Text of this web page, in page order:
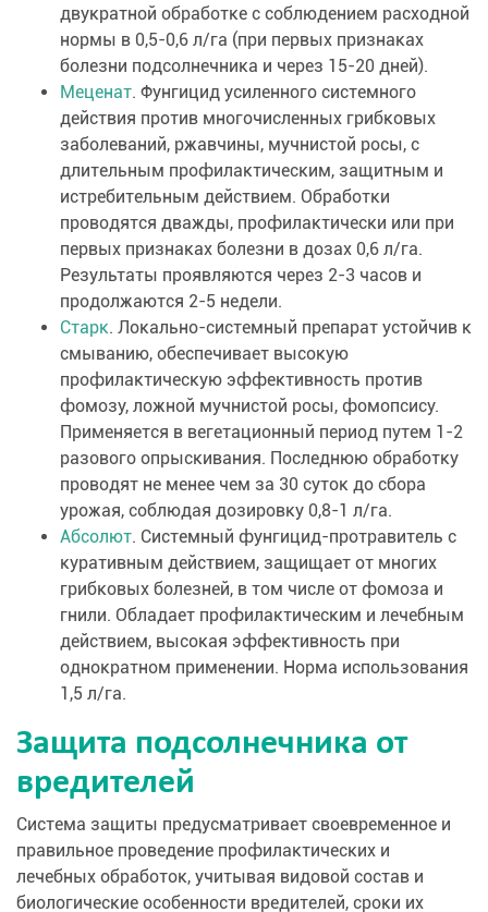
двукратной обработке с соблюдением расходной
нормы в 0,5-0,6 л/га (при первых признаках
болезни подсолнечника и через 15-20 дней).
Меценат. Фунгицид усиленного системного
действия против многочисленных грибковых
заболеваний, ржавчины, мучнистой росы, с
длительным профилактическим, защитным и
истребительным действием. Обработки
проводятся дважды, профилактически или при
первых признаках болезни в дозах 0,6 л/га.
Результаты проявляются через 2-3 часов и
продолжаются 2-5 недели.
Старк. Локально-системный препарат устойчив к
смыванию, обеспечивает высокую
профилактическую эффективность против
фомозу, ложной мучнистой росы, фомопсису.
Применяется в вегетационный период путем 1-2
разового опрыскивания. Последнюю обработку
проводят не менее чем за 30 суток до сбора
урожая, соблюдая дозировку 0,8-1 л/га.
Абсолют. Системный фунгицид-протравитель с
куративным действием, защищает от многих
грибковых болезней, в том числе от фомоза и
гнили. Обладает профилактическим и лечебным
действием, высокая эффективность при
однократном применении. Норма использования
1,5 л/га.
Защита подсолнечника от
вредителей
Система защиты предусматривает своевременное и
правильное проведение профилактических и
лечебных обработок, учитывая видовой состав и
биологические особенности вредителей, сроки их